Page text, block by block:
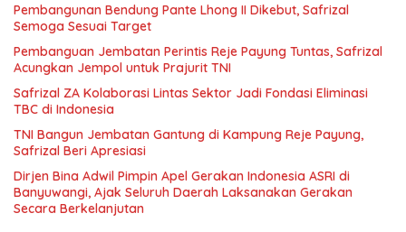
Pembangunan Bendung Pante Lhong II Dikebut, Safrizal
Semoga Sesuai Target
Pembanguan Jembatan Perintis Reje Payung Tuntas, Safrizal
Acungkan Jempol untuk Prajurit TNI
Safrizal ZA Kolaborasi Lintas Sektor Jadi Fondasi Eliminasi
TBC di Indonesia
TNI Bangun Jembatan Gantung di Kampung Reje Payung,
Safrizal Beri Apresiasi
Dirjen Bina Adwil Pimpin Apel Gerakan Indonesia ASRI di
Banyuwangi, Ajak Seluruh Daerah Laksanakan Gerakan
Secara Berkelanjutan